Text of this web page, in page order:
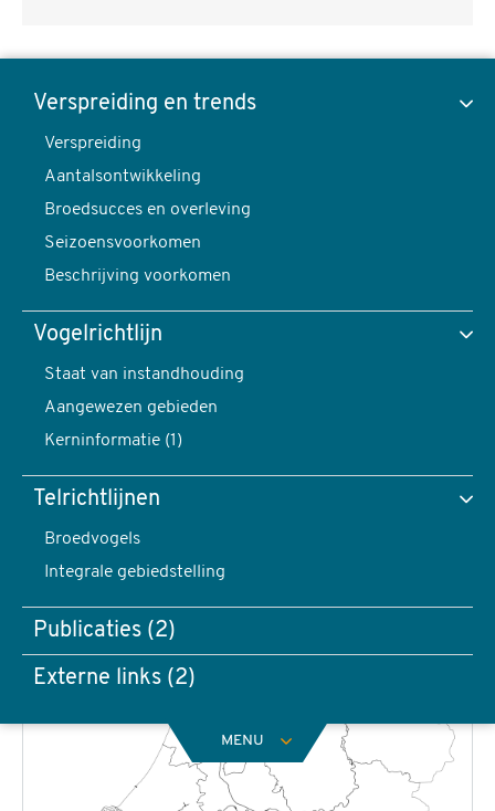
Hydrocoloeus
minutus
foto:
Diek
content
navigatie
Verspreiding en trends
Verspreiding
Aantalsontwikkeling
Broedsucces en overleving
Seizoensvoorkomen
Beschrijving voorkomen
Vogelrichtlijn
Staat van instandhouding
Aangewezen gebieden
Kerninformatie (1)
Telrichtlijnen
Broedvogels
Integrale gebiedstelling
Publicaties (2)
Externe links (2)
MENU
Toon data van
Verspreiding en trends
Verspreiding